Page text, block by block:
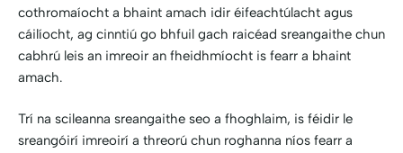
cothromaíocht a bhaint amach idir éifeachtúlacht agus
cáilíocht, ag cinntiú go bhfuil gach raicéad sreangaithe chun
cabhrú leis an imreoir an fheidhmíocht is fearr a bhaint
amach.
Trí na scileanna sreangaithe seo a fhoghlaim, is féidir le
sreangóirí imreoirí a threorú chun roghanna níos fearr a